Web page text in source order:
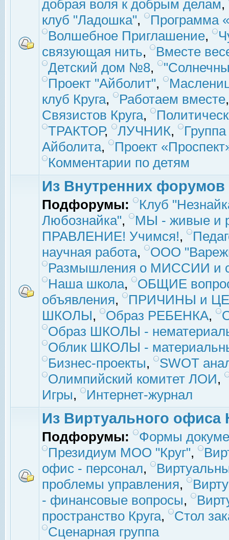
добрая воля к добрым делам,
клуб "Ладошка",
Программа
Волшебное Приглашение,
связующая нить,
Вместе
Детский дом №8,
Проект "Айболит",
клуб Круга, Работаем вместе
Связистов Круга,
ТРАКТОР, ЛУЧНИК,
Айболита,
Проект
Комментарии по детям
Из Внутренних форумов
Подфорумы:
Клуб
Любознайка",
МЫ - живые и
ПРАВЛЕНИЕ! Учимся!,
научная работа,
ООО
Размышления о МИССИИ и
Наша школа,
ОБЩИЕ
объявления,
ПРИЧИНЫ и
ШКОЛЫ, Образ РЕБЕНКА,
Образ ШКОЛЫ -
Облик ШКОЛЫ -
Бизнес-проекты,
SWOT
Олимпийский комитет ЛОИ,
Игры, Интернет-журнал
Из Виртуального офиса
Подфорумы:
Формы
Президиум МОО "Круг",
офис - персонал,
проблемы управления,
- финансовые вопросы,
пространство Круга,
Стол
Сценарная группа